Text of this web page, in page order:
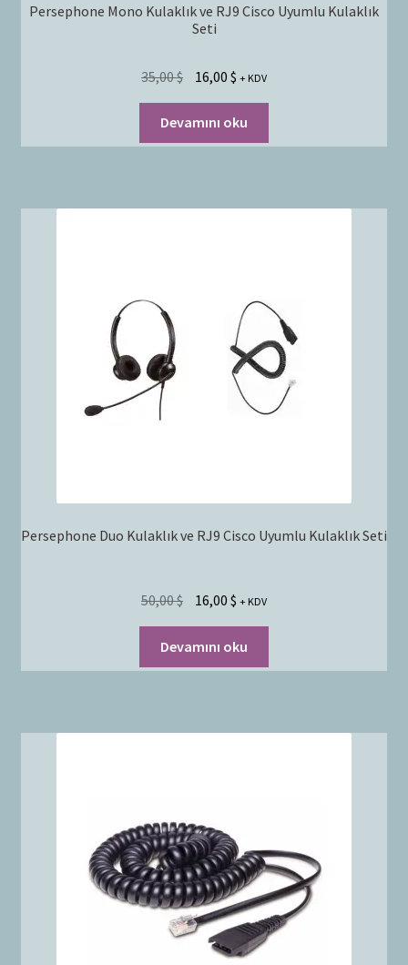
Persephone Mono Kulaklık ve RJ9 Cisco Uyumlu Kulaklık
Seti
35,00$ 16,00 $ + KDV
Devamını oku
Persephone Duo Kulaklık ve RJ9 Cisco Uyumlu Kulaklık Seti
50,00$ 16,00 $ + KDV
Devamını oku